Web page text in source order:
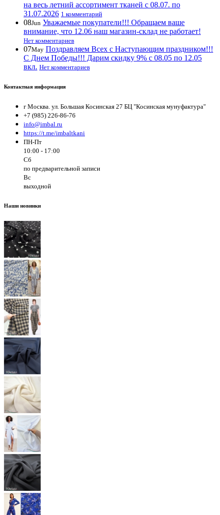
на весь летний ассортимент тканей с 08.07. по
31.07.2026 1 комментарий
08Jun Уважаемые покупатели!!! Обращаем ваше
внимание, что 12.06 наш магазин-склад не работает!
Нет комментариев
07May Поздравляем Всех с Наступающим праздником!!!
С Днем Победы!!! Дарим скидку 9% с 08.05 по 12.05
вкл. Нет комментариев
Контактная информация
г Москва. ул. Большая Косинская 27 БЦ "Косинская мунуфактура"
+7 (985) 226-86-76
info@imbal.ru
https://t.me/imbaltkani
ПН-Пт
10:00 - 17:00
Сб
по предварительной записи
Вс
выходной
Наши новинки